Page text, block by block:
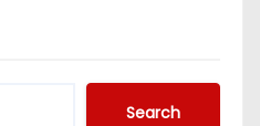
Search